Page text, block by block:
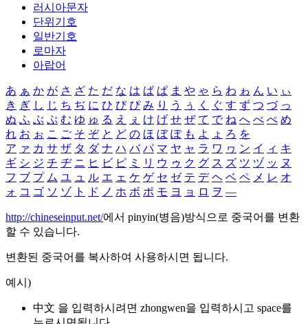
러시아문자
단위기호
일반기호
로마자
아랍어
あ ぁ か が さ ざ た だ な は ば ぱ ま や ゃ ら わ ゎ ん い ぃ
き ぎ し じ ち ぢ に ひ び ぴ み り う ぅ く ぐ す ず つ づ っ
ぬ ふ ぶ ぷ む ゆ ゅ る え ぇ け げ せ ぜ て で ね へ べ ぺ め
れ お ぉ こ ご そ ぞ と ど の ほ ぼ ぽ も よ ょ ろ を
ア ァ カ サ ザ タ ダ ナ ハ バ パ マ ヤ ャ ラ ワ ヮ ン イ ィ キ
ギ シ ジ チ ヂ ニ ヒ ビ ピ ミ リ ウ ゥ ク グ ス ズ ツ ヅ ッ ヌ
フ ブ プ ム ユ ュ ル エ ェ ケ ゲ セ ゼ テ デ ヘ ベ ペ メ レ オ
ォ コ ゴ ソ ゾ ト ド ノ ホ ボ ポ モ ヨ ョ ロ ヲ ―
http://chineseinput.net/에서 pinyin(병음)방식으로 중국어를 변환
할 수 있습니다.
변환된 중국어를 복사하여 사용하시면 됩니다.
예시)
中文 을 입력하시려면 zhongwen을 입력하시고 space를